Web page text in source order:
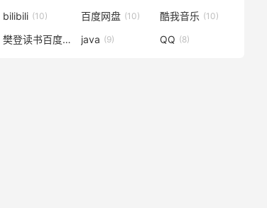
bilibili (10) 百度网盘 (10) 酷我音乐 (10)
樊登读书百度云 (10)
java (9) QQ (8)